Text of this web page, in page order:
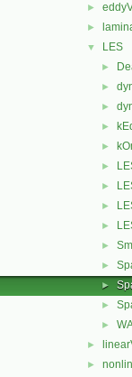
►
►
▼ LES
►
►
►
►
►
►
►
►
►
►
►
►
►
►
►
►